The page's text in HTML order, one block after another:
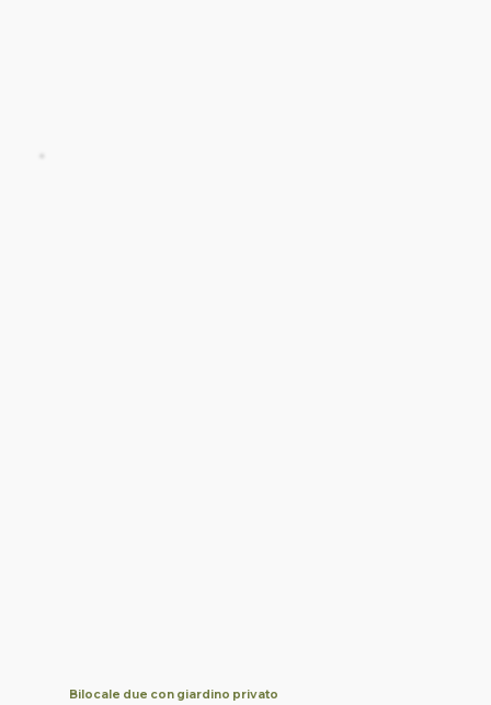
Bilocale due con giardino privato